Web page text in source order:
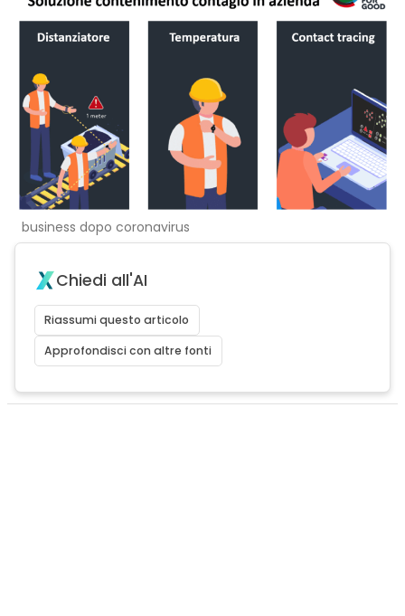
business dopo coronavirus
Chiedi all'AI
Riassumi questo articolo
Approfondisci con altre fonti